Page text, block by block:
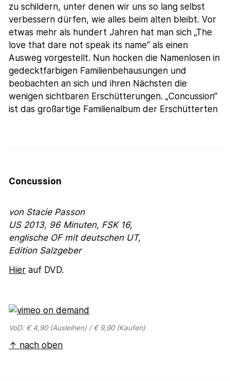
zu schildern, unter denen wir uns so lang selbst
verbessern dürfen, wie alles beim alten bleibt. Vor
etwas mehr als hundert Jahren hat man sich „The
love that dare not speak its name“ als einen
Ausweg vorgestellt. Nun hocken die Namenlosen in
gedecktfarbigen Familienbehausungen und
beobachten an sich und ihren Nächsten die
wenigen sichtbaren Erschütterungen. „Concussion“
ist das großartige Familienalbum der Erschütterten
Concussion
von Stacie Passon
US 2013, 96 Minuten, FSK 16,
englische OF mit deutschen UT,
Edition Salzgeber
Hier auf DVD.
VoD: € 4,90 (Ausleihen) / € 9,90 (Kaufen)
↑ nach oben